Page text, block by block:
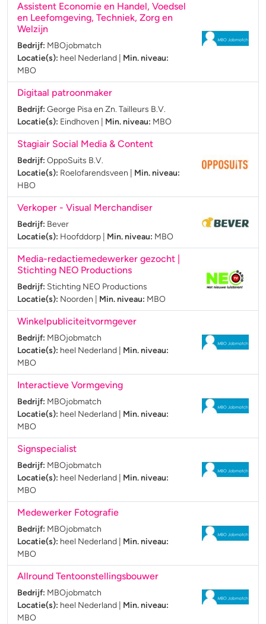
Assistent Economie en Handel, Voedsel
en Leefomgeving, Techniek, Zorg en
Welzijn
Bedrijf: MBOjobmatch
Locatie(s): heel Nederland
Min. niveau:
MBO
Digitaal patroonmaker
Bedrijf: George Pisa en Zn. Tailleurs B.V.
Locatie(s): Eindhoven Min. niveau: MBO
Stagiair Social Media & Content
Bedrijf: OppoSuits B.V.
Locatie(s): Roelofarendsveen
Min. niveau:
HBO
Verkoper - Visual Merchandiser
Bedrijf: Bever
Locatie(s): Hoofddorp Min. niveau: MBO
Media-redactiemedewerker gezocht |
Stichting NEO Productions
Bedrijf: Stichting NEO Productions
Locatie(s): Noorden Min. niveau: MBO
Winkelpubliciteitvormgever
Bedrijf: MBOjobmatch
Locatie(s): heel Nederland
Min. niveau:
MBO
Interactieve Vormgeving
Bedrijf: MBOjobmatch
Locatie(s): heel Nederland
Min. niveau:
MBO
Signspecialist
Bedrijf: MBOjobmatch
Locatie(s): heel Nederland
Min. niveau:
MBO
Medewerker Fotografie
Bedrijf: MBOjobmatch
Locatie(s): heel Nederland
Min. niveau:
MBO
Allround Tentoonstellingsbouwer
Bedrijf: MBOjobmatch
Locatie(s): heel Nederland
Min. niveau:
MBO